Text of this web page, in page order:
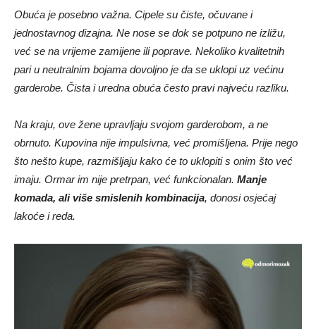
Obuća je posebno važna. Cipele su čiste, očuvane i
jednostavnog dizajna. Ne nose se dok se potpuno ne izližu,
već se na vrijeme zamijene ili poprave. Nekoliko kvalitetnih
pari u neutralnim bojama dovoljno je da se uklopi uz većinu
garderobe. Čista i uredna obuća često pravi najveću razliku.
Na kraju, ove žene upravljaju svojom garderobom, a ne
obrnuto. Kupovina nije impulsivna, već promišljena. Prije nego
što nešto kupe, razmišljaju kako će to uklopiti s onim što već
imaju. Ormar im nije pretrpan, već funkcionalan. Manje
komada, ali više smislenih kombinacija, donosi osjećaj
lakoće i reda.